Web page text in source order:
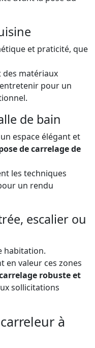
et praticité, que
des matériaux
pour un
de bain
espace élégant et
de carrelage de
les techniques
un rendu
escalier ou
habitation.
en valeur ces zones
robuste et
sollicitations
à